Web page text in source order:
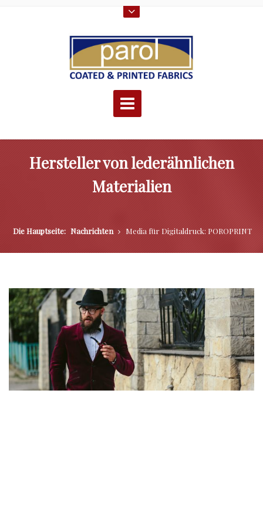
Hersteller von lederähnlichen
Materialien
Die Hauptseite: Nachrichten Media für Digitaldruck: POROPRINT